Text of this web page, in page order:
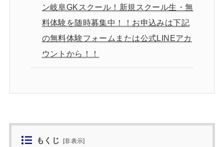
ン岐阜GKスクール！新規スクール生・無
料体験を随時募集中！！お申込みは下記
の無料体験フォームまたは公式LINEアカ
ウントから！！
もくじ [非表示]